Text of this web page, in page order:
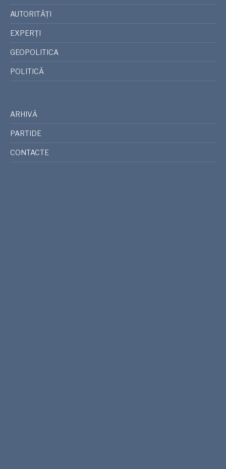
AUTORITĂȚI
EXPERȚI
GEOPOLITICA
POLITICĂ
ARHIVĂ
PARTIDE
CONTACTE